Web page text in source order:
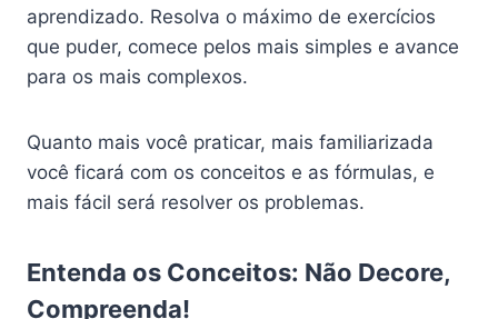
aprendizado. Resolva o máximo de exercícios
que puder, comece pelos mais simples e avance
para os mais complexos.
Quanto mais você praticar, mais familiarizada
você ficará com os conceitos e as fórmulas, e
mais fácil será resolver os problemas.
Entenda os Conceitos: Não Decore,
Compreenda!